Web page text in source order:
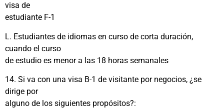
visa de
estudiante F-1
L. Estudiantes de idiomas en curso de corta duración,
cuando el curso
de estudio es menor a las 18 horas semanales
14. Si va con una visa B-1 de visitante por negocios, ¿se
dirige por
alguno de los siguientes propósitos?: